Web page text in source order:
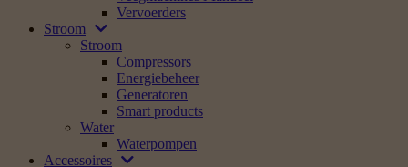
Vervoerders
Stroom
Stroom
Compressors
Energiebeheer
Generatoren
Smart products
Water
Waterpompen
Accessoires